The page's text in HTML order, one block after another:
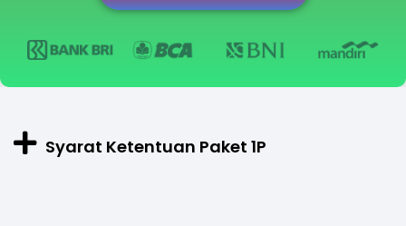
Syarat Ketentuan Paket 1P